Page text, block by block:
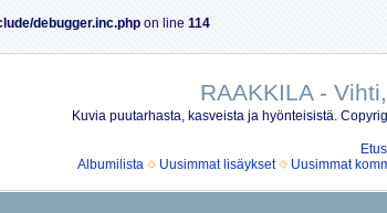
debugger.inc.php on line 114
RAAKKILA -
Kuvia puutarhasta, kasveista ja hyönteisistä.
Albumilista
Uusimmat lisäykset Uusimmat